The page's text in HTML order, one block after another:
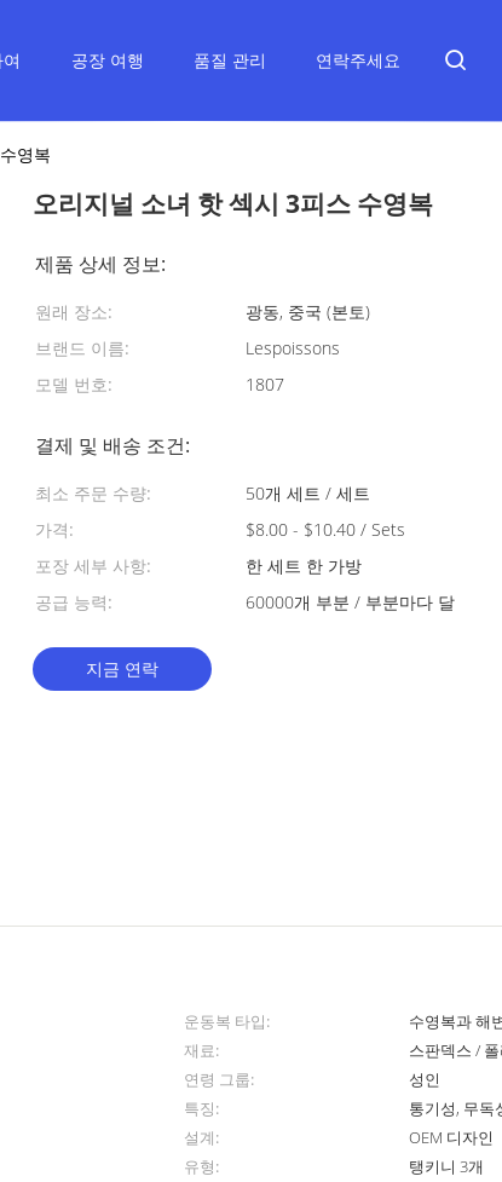
공장 여행 품질 관리 연락주세요
영복
오리지널 소녀 핫 섹시 3피스 수영복
제품 상세 정보:
원래 장소:
광동, 중국 (본토)
브랜드 이름:
Lespoissons
모델 번호:
1807
결제 및 배송 조건:
최소 주문 수량:
50개 세트 / 세트
가격:
$8.00 - $10.40 / Sets
포장 세부 사항:
한 세트 한 가방
공급 능력:
60000개 부분 / 부분마다 달
지금 연락
운동복 타입:
수영복과 해
재료:
스판덱스 /
연령 그룹:
성인
특징:
통기성, 무독
설계:
OEM 디자인
유형:
탱키니 3개